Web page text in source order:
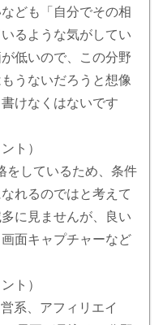
ども「自分でその相
るような気がしてい
低いので、この分野
うないだろうと想像
けなくはないです
ト）
をしているため、条件
れるのではと考えて
に見ませんが、良い
面キャプチャーなど
ト）
系、アフィリエイ